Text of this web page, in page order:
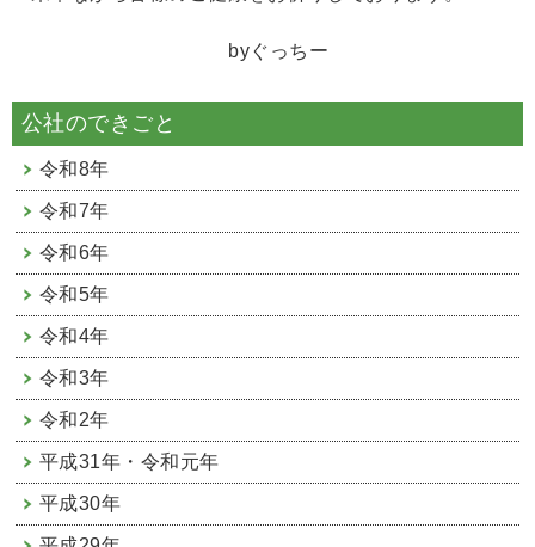
byぐっちー
公社のできごと
令和8年
令和7年
令和6年
令和5年
令和4年
令和3年
令和2年
平成31年・令和元年
平成30年